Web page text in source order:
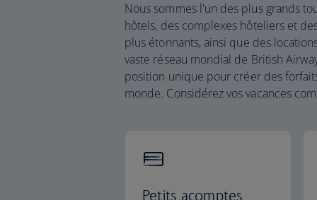
Nous sommes l'un des plus grands
hôtels, des complexes hôteliers et
plus étonnants, ainsi que des
vaste réseau mondial de British
position unique pour créer des
monde. Considérez vos vacances
Petits acomptes